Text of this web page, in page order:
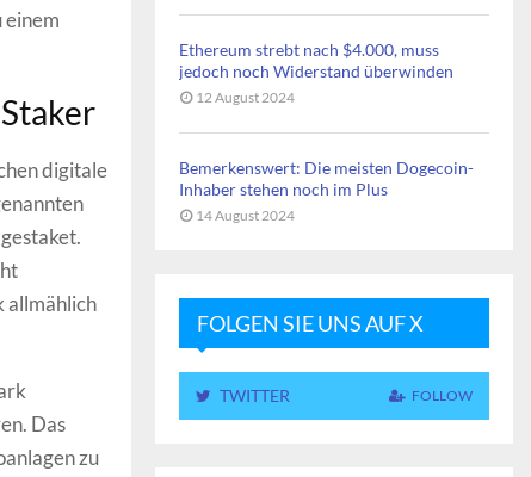
einem
digitale
allmählich
Das
zu
Ethereum strebt nach $4.000, muss
jedoch noch Widerstand überwinden
12 August 2024
Bemerkenswert: Die meisten Dogecoin-
Inhaber stehen noch im Plus
14 August 2024
FOLGEN SIE UNS AUF X
TWITTER FOLLOW